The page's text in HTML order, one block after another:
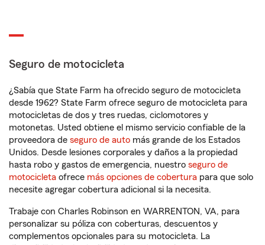
Seguro de motocicleta
¿Sabía que State Farm ha ofrecido seguro de motocicleta
desde 1962? State Farm ofrece seguro de motocicleta para
motocicletas de dos y tres ruedas, ciclomotores y
motonetas. Usted obtiene el mismo servicio confiable de la
proveedora de seguro de auto más grande de los Estados
Unidos. Desde lesiones corporales y daños a la propiedad
hasta robo y gastos de emergencia, nuestro seguro de
motocicleta ofrece más opciones de cobertura para que solo
necesite agregar cobertura adicional si la necesita.
Trabaje con Charles Robinson en WARRENTON, VA, para
personalizar su póliza con coberturas, descuentos y
complementos opcionales para su motocicleta. La